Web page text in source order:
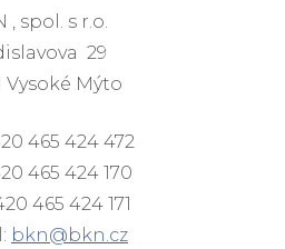
, spol. s r.o.
29
Vysoké Mýto
465 424 472
465 424 170
465 424 171
bkn@bkn.cz